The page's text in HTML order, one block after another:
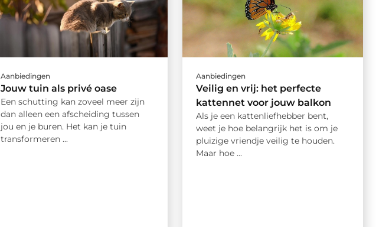
Aanbiedingen
Jouw tuin als privé oase
Een schutting kan zoveel meer zijn
dan alleen een afscheiding tussen
jou en je buren. Het kan je tuin
transformeren ...
Aanbiedingen
Veilig en vrij: het perfecte
kattennet voor jouw balkon
Als je een kattenliefhebber bent,
weet je hoe belangrijk het is om je
pluizige vriendje veilig te houden.
Maar hoe ...